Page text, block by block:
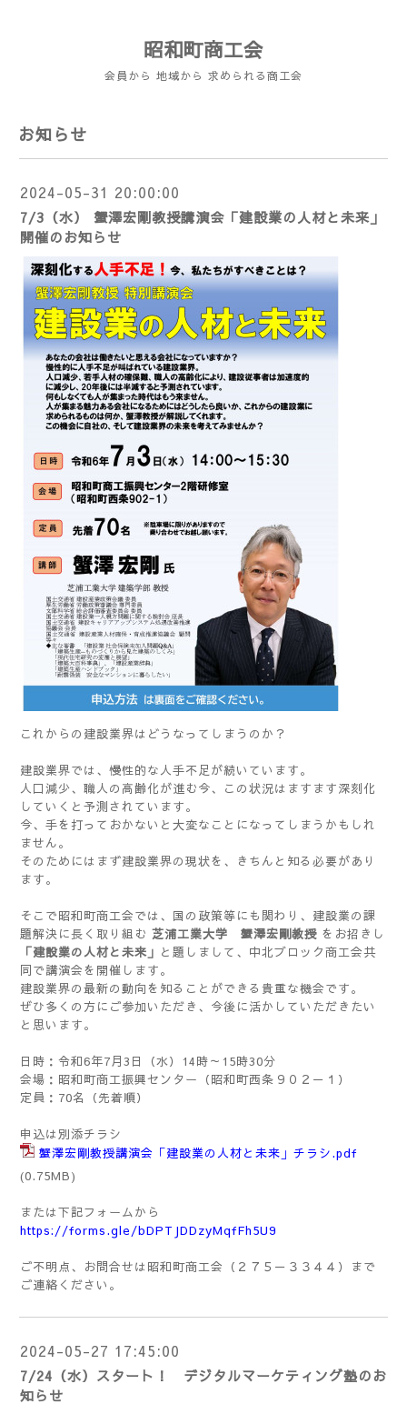
昭和町商工会
会員から 地域から 求められる商工会
お知らせ
2024-05-31 20:00:00
7/3（水） 蟹澤宏剛教授講演会「建設業の人材と未来」
開催のお知らせ
これからの建設業界はどうなってしまうのか？
建設業界では、慢性的な人手不足が続いています。
人口減少、職人の高齢化が進む今、この状況はますます深刻化
していくと予測されています。
今、手を打っておかないと大変なことになってしまうかもしれ
ません。
そのためにはまず建設業界の現状を、きちんと知る必要があり
ます。
そこで昭和町商工会では、国の政策等にも関わり、建設業の課
題解決に長く取り組む 芝浦工業大学 蟹澤宏剛教授 をお招きし
「建設業の人材と未来」 と題しまして、中北ブロック商工会共
同で講演会を開催します。
建設業界の最新の動向を知ることができる貴重な機会です。
ぜひ多くの方にご参加いただき、今後に活かしていただきたい
と思います。
日時：令和6年7月3日（水）14時～15時30分
会場：昭和町商工振興センター（昭和町西条９０２－１）
定員：70名（先着順）
申込は別添チラシ
蟹澤宏剛教授講演会「建設業の人材と未来」チラシ.pdf
(0.75MB)
または下記フォームから
https://forms.gle/bDPTJDDzyMqfFh5U9
ご不明点、お問合せは昭和町商工会（２７５－３３４４）まで
ご連絡ください。
2024-05-27 17:45:00
7/24（水）スタート！ デジタルマーケティング塾のお
知らせ